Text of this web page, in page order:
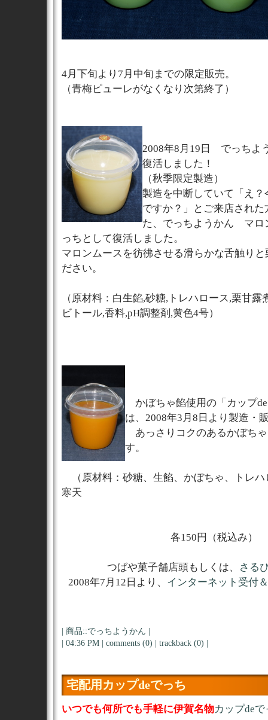
4月下旬より7月中旬までの限定販売。
（青梅ピューレがなくなり次第終了）
2008年8月19日 でっちよ
復活しました！
（秋季限定製造）
製造を中断していて「え
ですか？」とご来店され
た、でっちようかん マロ
っちとして復活しました。
マロンムースを彷彿させる滑らかな舌触り
ださい。
（原材料：白生餡,砂糖,トレハロース,栗甘露
ビトール,香料,pH調整剤,黄色4号）
かぼちゃ餡使用の「カップ
は、2008年3月8日より製造・
あっさりコクのあるかぼち
す。
（原材料：砂糖、生餡、かぼちゃ、トレハ
寒天
各150円（税込み）
つばや菓子舗店頭もしくは、
さる
2008年7月12日より、 インターネット受付
商品::でっちようかん
| 04:36 PM | comments (0) trackback (0)
宅配用カップdeでっち
いつでも何所でも手軽に伊賀名物カップdeで